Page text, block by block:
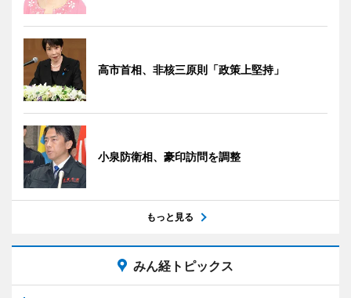
高市首相、非核三原則「政策上堅持」
小泉防衛相、豪印訪問を調整
もっと見る
みん経トピックス